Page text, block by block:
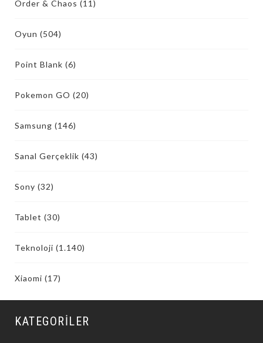
Order & Chaos (11)
Oyun (504)
Point Blank (6)
Pokemon GO (20)
Samsung (146)
Sanal Gerçeklik (43)
Sony (32)
Tablet (30)
Teknoloji (1.140)
Xiaomi (17)
KATEGORILER